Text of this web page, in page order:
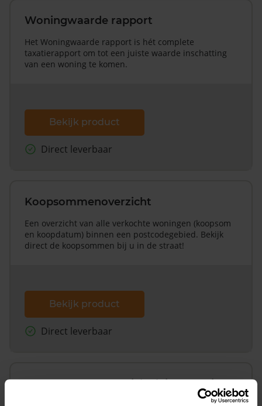
Woningwaarde rapport
Het Woningwaarde rapport is hét complete
taxatierapport om tot een juiste waarde inschatting
van een woning te komen.
Bekijk product
Direct leverbaar
Koopsommenoverzicht
Een overzicht van alle verkochte woningen (koopsom
en koopdatum) binnen een postcodegebied. Bekijk
direct de koopsommen bij u in de straat!
Bekijk product
Direct leverbaar
Koopsommenoverzicht (1 jaar gratis